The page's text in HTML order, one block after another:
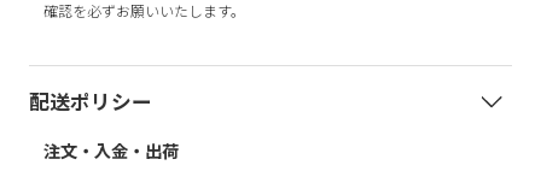
確認を必ずお願いいたします。
配送ポリシー
注文・入金・出荷